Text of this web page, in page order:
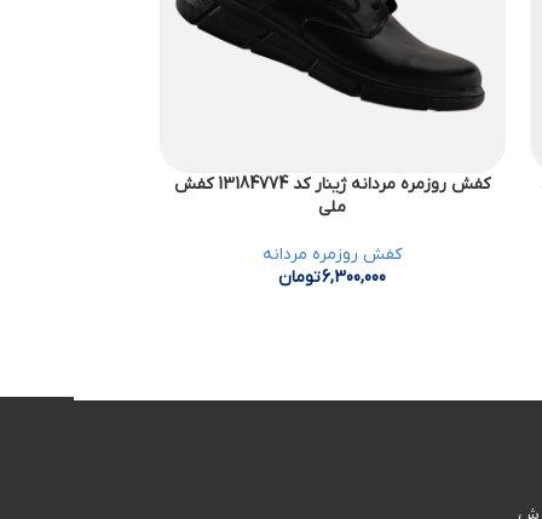
کفش روزمره مردانه ژینار کد 13184774 کفش
ملی
کفش روزمره مردانه
6,300,000تومان